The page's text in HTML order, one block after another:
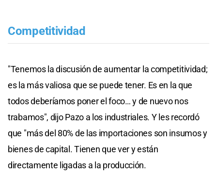
Competitividad
"Tenemos la discusión de aumentar la competitividad;
es la más valiosa que se puede tener. Es en la que
todos deberíamos poner el foco… y de nuevo nos
trabamos", dijo Pazo a los industriales. Y les recordó
que "más del 80% de las importaciones son insumos y
bienes de capital. Tienen que ver y están
directamente ligadas a la producción.